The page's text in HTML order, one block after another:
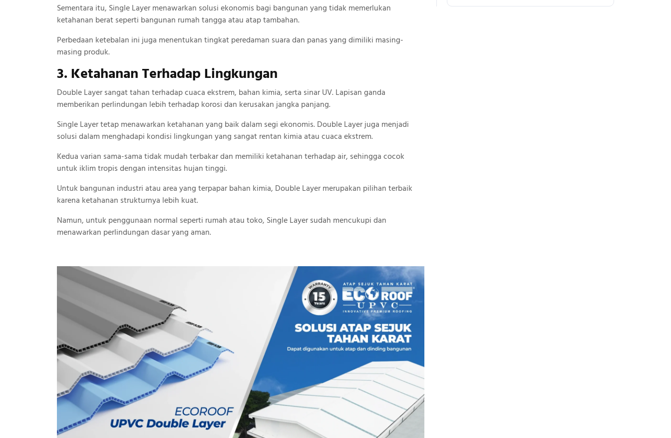
Sementara itu, Single Layer menawarkan solusi ekonomis bagi bangunan yang tidak memerlukan
ketahanan berat seperti bangunan rumah tangga atau atap tambahan.
Perbedaan ketebalan ini juga menentukan tingkat peredaman suara dan panas yang dimiliki masing-
masing produk.
3. Ketahanan Terhadap Lingkungan
Double Layer sangat tahan terhadap cuaca ekstrem, bahan kimia, serta sinar UV. Lapisan ganda
memberikan perlindungan lebih terhadap korosi dan kerusakan jangka panjang.
Single Layer tetap menawarkan ketahanan yang baik dalam segi ekonomis. Double Layer juga menjadi
solusi dalam menghadapi kondisi lingkungan yang sangat rentan kimia atau cuaca ekstrem.
Kedua varian sama-sama tidak mudah terbakar dan memiliki ketahanan terhadap air, sehingga cocok
untuk iklim tropis dengan intensitas hujan tinggi.
Untuk bangunan industri atau area yang terpapar bahan kimia, Double Layer merupakan pilihan terbaik
karena ketahanan strukturnya lebih kuat.
Namun, untuk penggunaan normal seperti rumah atau toko, Single Layer sudah mencukupi dan
menawarkan perlindungan dasar yang aman.